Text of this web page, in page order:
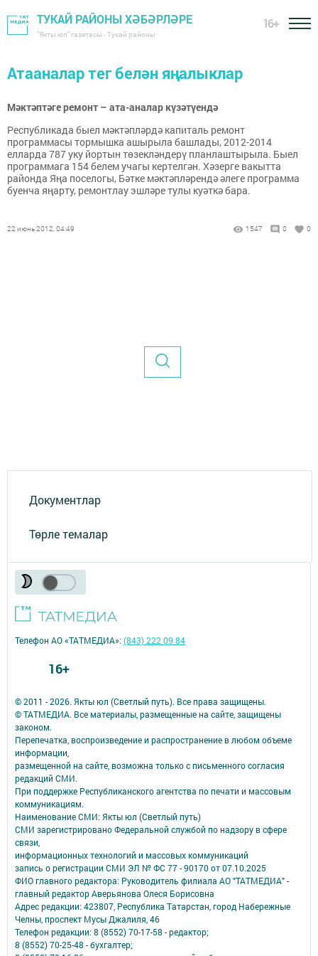
ТУКАЙ РАЙОНЫ ХӘБӘРЛӘРЕ
"Якты юл" газетасы - Тукай районы
16+
Атааналар тег белән яңалыклар
Мәктәптәге ремонт – ата-аналар күзәтүендә
Республикада быел мәктәпләрдә капиталь ремонт
программасы тормышка ашырыла башлады, 2012-2014
елларда 787 уку йортын төзекләндерү планлаштырыла. Быел
программага 154 белем учагы кертелгән. Хәзерге вакытта
районда Яңа поселогы, Бәтке мәктәпләрендә әлеге программа
буенча яңарту, ремонтлау эшләре тулы куәткә бара.
22 июнь 2012, 04:49 1547 0 0
Документлар
Төрле темалар
© 2011 - 2026. Якты юл (Светлый путь). Все права защищены.
© ТАТМЕДИА. Все материалы, размещенные на сайте, защищены
законом.
Перепечатка, воспроизведение и распространение в любом объеме
информации,
размещенной на сайте, возможна только с письменного согласия
редакций СМИ.
При поддержке Республиканского агентства по печати и массовым
коммуникациям.
Наименование СМИ: Якты юл (Светлый путь)
СМИ зарегистрировано Федеральной службой по надзору в сфере
связи,
информационных технологий и массовых коммуникаций
запись о регистрации СМИ ЭЛ № ФС 77 - 90170 от 07.10.2025
ФИО главного редактора: Руководитель филиала АО "ТАТМЕДИА" -
главный редактор Аверьянова Олеся Борисовна
Адрес редакции: 423807, Республика Татарстан, город Набережные
Челны, проспект Мусы Джалиля, 46
Телефон редакции: 8 (8552) 70-17-58 - редактор;
8 (8552) 70-25-48 - бухгалтер;
Телефон АО «ТАТМЕДИА»:(843) 222 09 84
16+